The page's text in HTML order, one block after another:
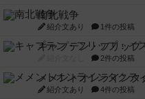
南北戦争
紹介文あり 1件の投稿
キャプテン・フリップ
2件の投稿
メメントオンラインタ
紹介文あり 4件の投稿